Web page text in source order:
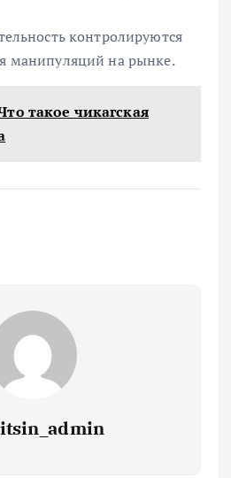
контролируются
манипуляций на рынке.
такое чикагская